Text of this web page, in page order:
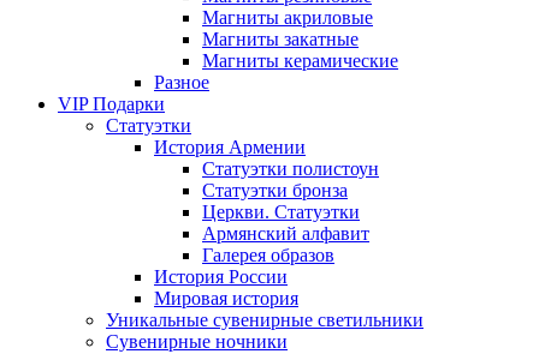
Магниты акриловые
Магниты закатные
Магниты керамические
Разное
VIP Подарки
Статуэтки
История Армении
Статуэтки полистоун
Статуэтки бронза
Церкви. Статуэтки
Армянский алфавит
Галерея образов
История России
Мировая история
Уникальные сувенирные светильники
Сувенирные ночники